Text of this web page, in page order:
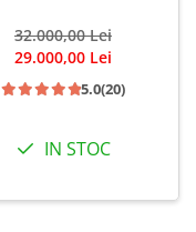
32.000,00 Lei
29.000,00 Lei
5.0(20)
IN STOC